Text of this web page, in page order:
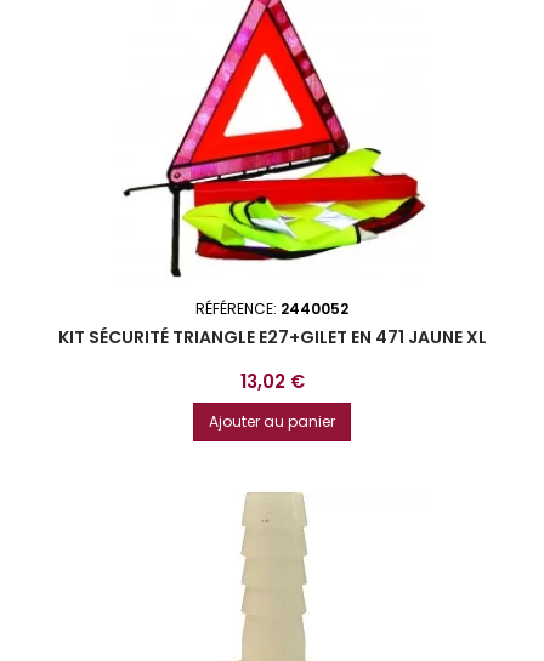
RÉFÉRENCE: 2440052
KIT SÉCURITÉ TRIANGLE E27+GILET EN 471 JAUNE XL
Prix
13,02 €
Ajouter au panier